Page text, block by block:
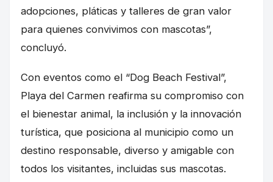
adopciones, pláticas y talleres de gran valor
para quienes convivimos con mascotas”,
concluyó.
Con eventos como el “Dog Beach Festival”,
Playa del Carmen reafirma su compromiso con
el bienestar animal, la inclusión y la innovación
turística, que posiciona al municipio como un
destino responsable, diverso y amigable con
todos los visitantes, incluidas sus mascotas.